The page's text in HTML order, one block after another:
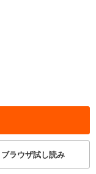
ブラウザ試し読み